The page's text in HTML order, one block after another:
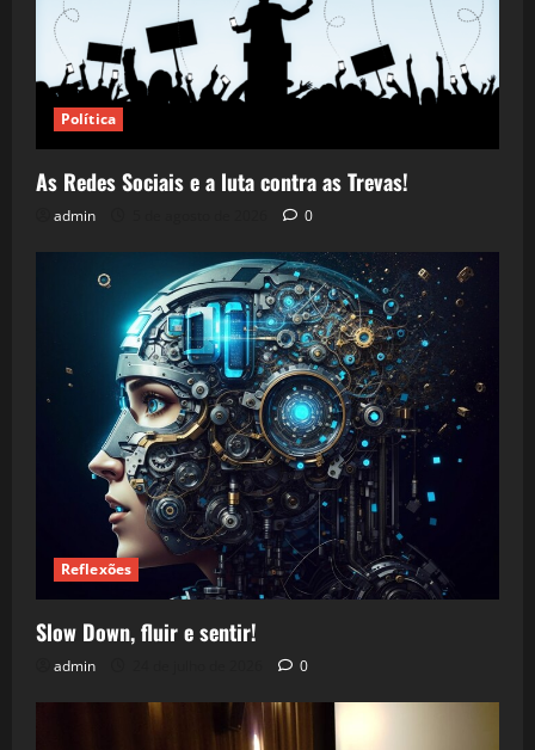
Política
As Redes Sociais e a luta contra as Trevas!
admin 0
Reflexões
Slow Down, fluir e sentir!
admin 0